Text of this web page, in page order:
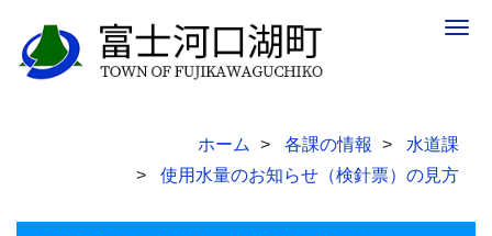
ホーム 各課の情報
水道課
使用水量のお知らせ（検針票）の見方